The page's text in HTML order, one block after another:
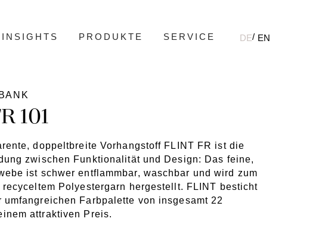
INSIGHTS PRODUKTE SERVICE DE EN
101
doppeltbreite Vorhangstoff FLINT FR ist die
zwischen Funktionalität und Design: Das feine,
ist schwer entflammbar, waschbar und wird zum
Polyestergarn hergestellt. FLINT besticht
umfangreichen Farbpalette von insgesamt 22
attraktiven Preis.